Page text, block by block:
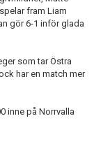
fram Liam
gör 6-1 inför glada
som tar Östra
har en match mer
inne på Norrvalla